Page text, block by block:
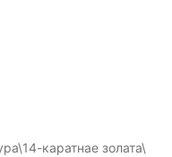
каратнае золата\